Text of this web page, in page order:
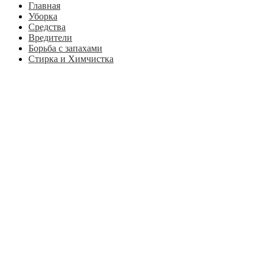
Главная
Уборка
Средства
Вредители
Борьба с запахами
Стирка и Химчистка